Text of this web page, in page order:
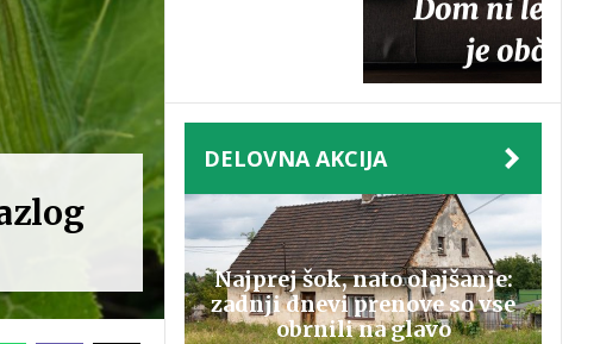
DELOVNA AKCIJA
Najprej šok, nato olajšanje:
zadnji dnevi prenove so vse
obrnili na glavo